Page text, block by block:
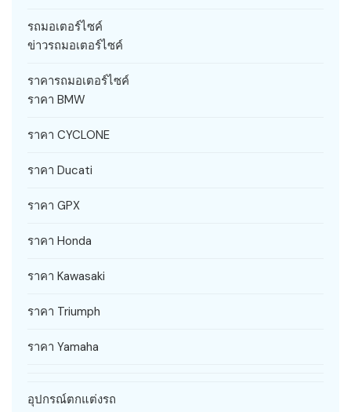
รถมอเตอร์ไซค์
ข่าวรถมอเตอร์ไซค์
ราคารถมอเตอร์ไซค์
ราคา BMW
ราคา CYCLONE
ราคา Ducati
ราคา GPX
ราคา Honda
ราคา Kawasaki
ราคา Triumph
ราคา Yamaha
อุปกรณ์ตกแต่งรถ